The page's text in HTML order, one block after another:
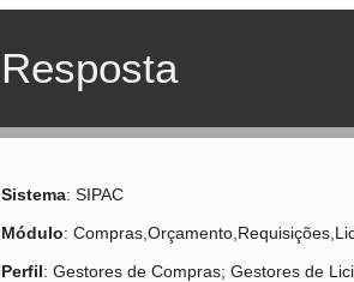
Resposta
Sistema: SIPAC
Módulo:
Perfil: Gestores de Compras; Gestores de